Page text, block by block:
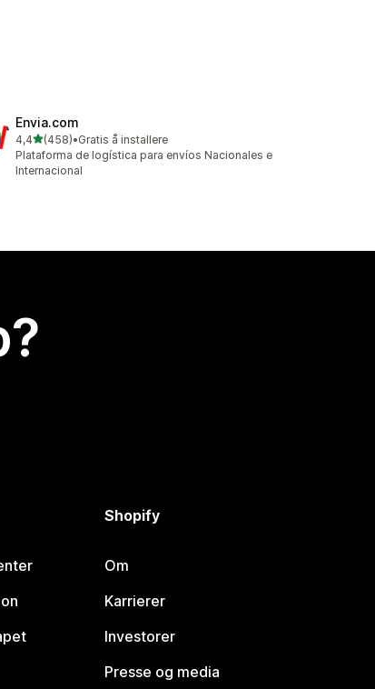
Envia.com
4,4av 5 stjerner
(458)
Totalt 458 omtaler
•Gratis å installere
Plataforma de logística para envíos Nacionales e
Internacional
Shopify
Om
Karrierer
Investorer
Presse og media